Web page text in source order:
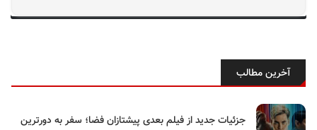
آخرین مطالب
جزئیات جدید از فیلم بعدی پیشتازان فضا؛ سفر به دورترین